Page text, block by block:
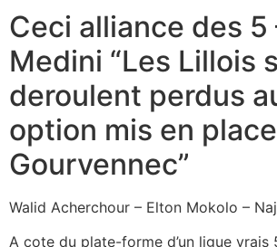
Ceci alliance des 5
Medini “Les Lillois
deroulent perdus
option mis en
Gourvennec”
Walid Acherchour – Elton Mokolo –
A cote du plate-forme d’un ligue vrais